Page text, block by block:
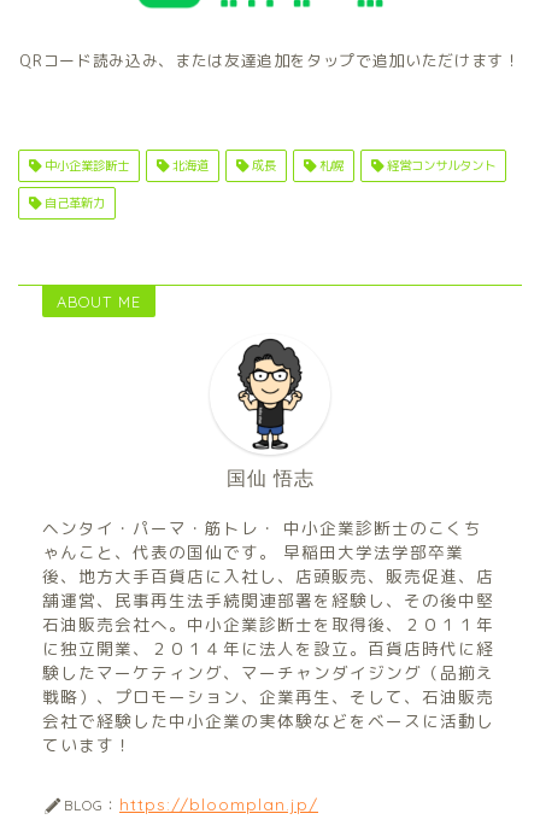
QRコード読み込み、または友達追加をタップで追加いただけます！
中小企業診断士 北海道 成長 札幌 経営コンサルタント
自己革新力
ABOUT ME
国仙 悟志
ヘンタイ・パーマ・筋トレ・ 中小企業診断士のこくち
ゃんこと、代表の国仙です。 早稲田大学法学部卒業
後、地方大手百貨店に入社し、店頭販売、販売促進、店
舗運営、民事再生法手続関連部署を経験し、その後中堅
石油販売会社へ。中小企業診断士を取得後、２０１１年
に独立開業、２０１４年に法人を設立。百貨店時代に経
験したマーケティング、マーチャンダイジング（品揃え
戦略）、プロモーション、企業再生、そして、石油販売
会社で経験した中小企業の実体験などをベースに活動し
ています！
BLOG： https://bloomplan.jp/